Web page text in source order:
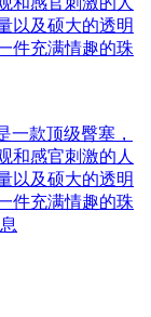
以及硕大的透明
件充满情趣的珠
一款顶级臀塞，
和感官刺激的人
以及硕大的透明
件充满情趣的珠